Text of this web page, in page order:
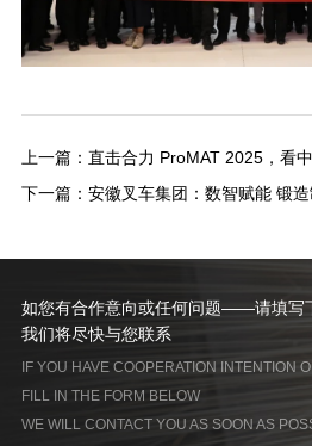
上一篇： 直击合力 ProMAT 2025，看
下一篇： 安徽叉车集团：数智赋能 锻
如您有合作意向或任何问题——请填写
我们将尽快与您联系
IF YOU HAVE COOPERATION INTENTION
FILL IN THE FORM BELOW
WE WILL CONTACT YOU AS SOON AS